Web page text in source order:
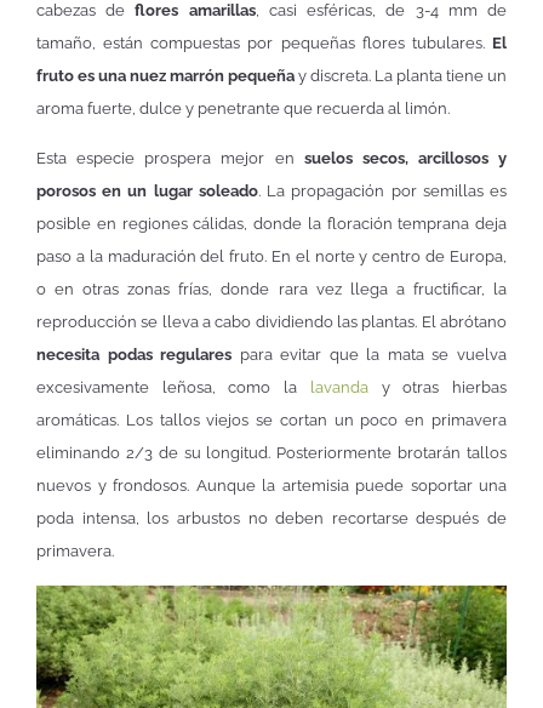
cabezas de flores amarillas, casi esféricas, de 3-4 mm de
tamaño, están compuestas por pequeñas flores tubulares. El
fruto es una nuez marrón pequeña y discreta. La planta tiene un
aroma fuerte, dulce y penetrante que recuerda al limón.
Esta especie prospera mejor en suelos secos, arcillosos y
porosos en un lugar soleado. La propagación por semillas es
posible en regiones cálidas, donde la floración temprana deja
paso a la maduración del fruto. En el norte y centro de Europa,
o en otras zonas frías, donde rara vez llega a fructificar, la
reproducción se lleva a cabo dividiendo las plantas. El abrótano
necesita podas regulares para evitar que la mata se vuelva
excesivamente leñosa, como la lavanday otras hierbas
aromáticas. Los tallos viejos se cortan un poco en primavera
eliminando 2/3 de su longitud. Posteriormente brotarán tallos
nuevos y frondosos. Aunque la artemisia puede soportar una
poda intensa, los arbustos no deben recortarse después de
primavera.